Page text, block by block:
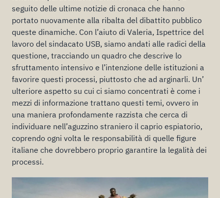
seguito delle ultime notizie di cronaca che hanno
portato nuovamente alla ribalta del dibattito pubblico
queste dinamiche. Con l’aiuto di Valeria, Ispettrice del
lavoro del sindacato USB, siamo andati alle radici della
questione, tracciando un quadro che descrive lo
sfruttamento intensivo e l’intenzione delle istituzioni a
favorire questi processi, piuttosto che ad arginarli. Un’
ulteriore aspetto su cui ci siamo concentrati è come i
mezzi di informazione trattano questi temi, ovvero in
una maniera profondamente razzista che cerca di
individuare nell’aguzzino straniero il caprio espiatorio,
coprendo ogni volta le responsabilità di quelle figure
italiane che dovrebbero proprio garantire la legalità dei
processi.